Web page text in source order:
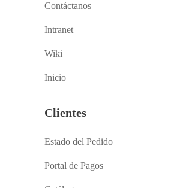
Contáctanos
Intranet
Wiki
Inicio
Clientes
Estado del Pedido
Portal de Pagos